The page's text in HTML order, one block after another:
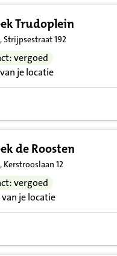
Trudoplein
Strijpsestraat 192
vergoed
je locatie
de Roosten
Kerstrooslaan 12
vergoed
van je locatie